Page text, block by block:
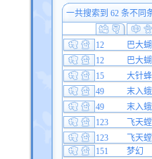
一共搜索到 62 条不同
12 巴大蝴
12
巴大蝴
15
大针蜂
49
末入蛾
49
末入蛾
123
飞天
123
飞天
151
梦幻